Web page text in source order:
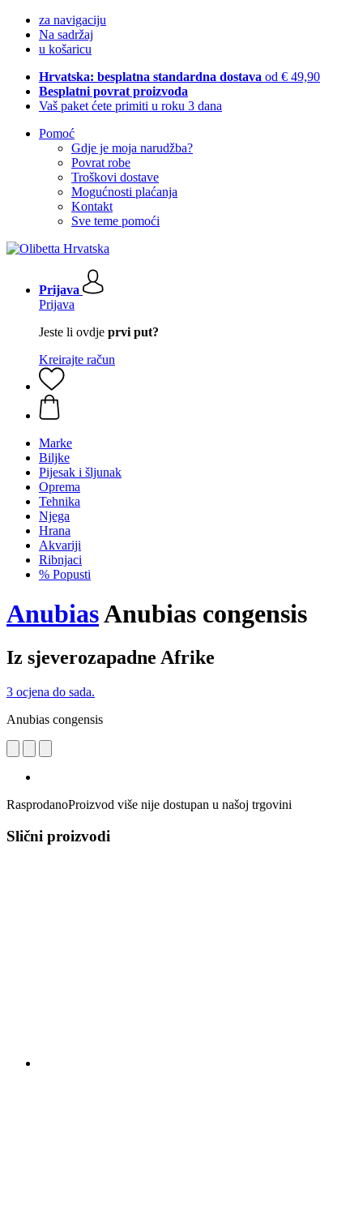
za navigaciju
Na sadržaj
u košaricu
Hrvatska: besplatna standardna dostava od € 49,90
Besplatni povrat proizvoda
Vaš paket ćete primiti u roku 3 dana
Pomoć
Gdje je moja narudžba?
Povrat robe
Troškovi dostave
Mogućnosti plaćanja
Kontakt
Sve teme pomoći
Prijava
Prijava
Jeste li ovdje prvi put?
Kreirajte račun
Marke
Biljke
Pijesak i šljunak
Oprema
Tehnika
Njega
Hrana
Akvariji
Ribnjaci
% Popusti
AnubiasAnubias congensis
Iz sjeverozapadne Afrike
3 ocjena do sada.
Anubias congensis
RasprodanoProizvod više nije dostupan u našoj trgovini
Slični proizvodi